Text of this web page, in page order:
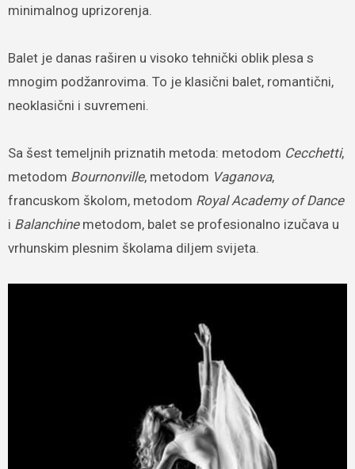
minimalnog uprizorenja.
Balet je danas raširen u visoko tehnički oblik plesa s
mnogim podžanrovima. To je klasični balet, romantični,
neoklasični i suvremeni.
Sa šest temeljnih priznatih metoda: metodom Cecchetti,
metodom Bournonville, metodom Vaganova,
francuskom školom, metodom Royal Academy of Dance
i Balanchinemetodom, balet se profesionalno izučava u
vrhunskim plesnim školama diljem svijeta.